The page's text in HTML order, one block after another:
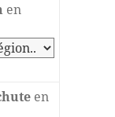
en
en